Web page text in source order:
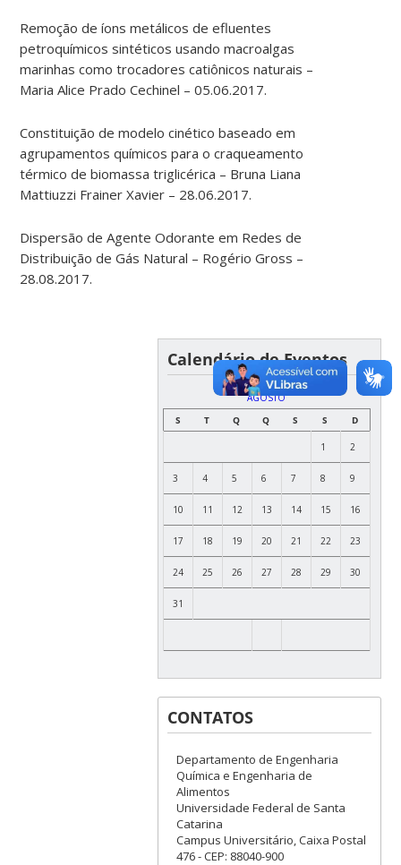
Remoção de íons metálicos de efluentes
petroquímicos sintéticos usando macroalgas
marinhas como trocadores catiônicos naturais –
Maria Alice Prado Cechinel – 05.06.2017.
Constituição de modelo cinético baseado em
agrupamentos químicos para o craqueamento
térmico de biomassa triglicérica – Bruna Liana
Mattiuzzi Frainer Xavier – 28.06.2017.
Dispersão de Agente Odorante em Redes de
Distribuição de Gás Natural – Rogério Gross –
28.08.2017.
Calendário de Eventos
AGOSTO
S
T Q Q S S D
1 2
3 4 5 6 7 8 9
10 11 12 13 14 15 16
17 18 19 20 21 22 23
24 25 26 27 28 29 30
31
CONTATOS
Departamento de Engenharia
Química e Engenharia de
Alimentos
Universidade Federal de Santa
Catarina
Campus Universitário, Caixa Postal
476 - CEP: 88040-900